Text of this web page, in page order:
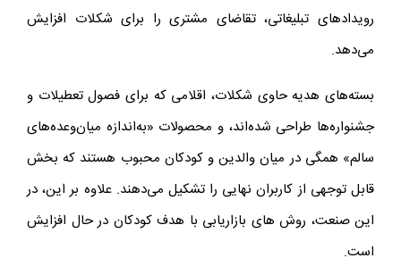
رویدادهای تبلیغاتی، تقاضای مشتری را برای شکلات افزایش
می‌دهد.
بسته‌های هدیه حاوی شکلات، اقلامی که برای فصول تعطیلات و
جشنواره‌ها طراحی شده‌اند، و محصولات «به‌اندازه میان‌وعده‌های
سالم» همگی در میان والدین و کودکان محبوب هستند که بخش
قابل توجهی از کاربران نهایی را تشکیل می‌دهند. علاوه بر این، در
این صنعت، روش های بازاریابی با هدف کودکان در حال افزایش
است.